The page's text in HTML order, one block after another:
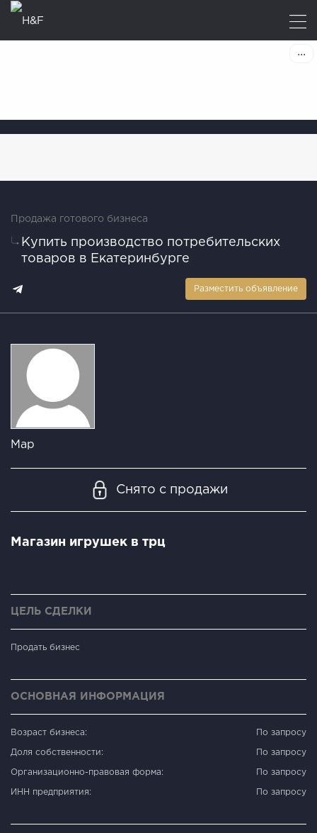
Продажа готового бизнеса
Купить производство потребительских
товаров в Екатеринбурге
Разместить объявление
Мар
Снято с продажи
Магазин игрушек в трц
ЦЕЛЬ СДЕЛКИ
Продать бизнес
ОСНОВНАЯ ИНФОРМАЦИЯ
Возраст бизнеса: По запросу
Доля собственности: По запросу
Организационно-правовая форма: По запросу
ИНН предприятия: По запросу